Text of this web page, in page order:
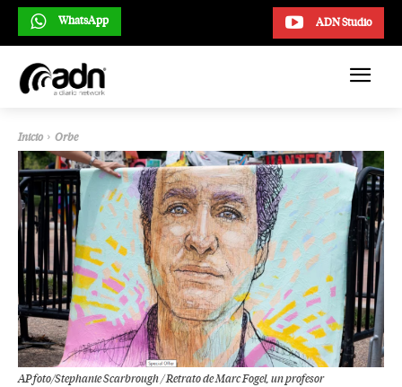
ADN Studio
WhatsApp
Inicio Orbe
AP foto/Stephanie Scarbrough / Retrato de Marc Fogel, un profesor